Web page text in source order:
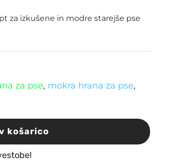
za izkušene in modre starejše pse
za pse, mokra hrana za pse,
košarico